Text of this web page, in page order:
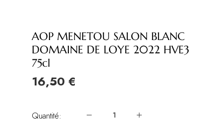
AOP MENETOU SALON BLANC
DOMAINE DE LOYE 2022 HVE3
75cl
16,50 €
Quantité: